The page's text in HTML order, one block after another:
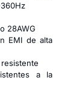
28AWG
EMI de alta
a la